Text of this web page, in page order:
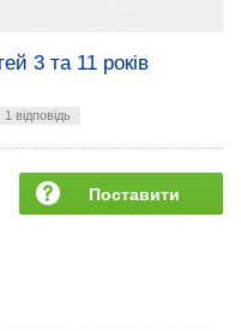
3 та 11 років
1 відповідь
Поставити